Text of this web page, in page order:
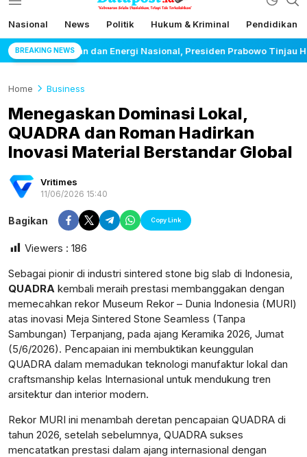
lensamata.id
postsumatera.id
Datapost.id
Kebenaran Selalu Disalahkan, Tetapi Tak
Terkalahkan
Nasional News Politik Hukum & Kriminal Pendidikan
BREAKING NEWSPresiden Prabowo Tinjau Hilirisasi Bioetanol PTPN I
Home Business
Menegaskan Dominasi Lokal,
QUADRA dan Roman Hadirkan
Inovasi Material Berstandar Global
Vritimes
11/06/2026 15:40
Bagikan Copy Link
Viewers : 186
Sebagai pionir di industri sintered stone big slab di Indonesia,
QUADRA kembali meraih prestasi membanggakan dengan
memecahkan rekor Museum Rekor – Dunia Indonesia (MURI)
atas inovasi Meja Sintered Stone Seamless (Tanpa
Sambungan) Terpanjang, pada ajang Keramika 2026, Jumat
(5/6/2026). Pencapaian ini membuktikan keunggulan
QUADRA dalam memadukan teknologi manufaktur lokal dan
craftsmanship kelas Internasional untuk mendukung tren
arsitektur dan interior modern.
Rekor MURI ini menambah deretan pencapaian QUADRA di
tahun 2026, setelah sebelumnya, QUADRA sukses
mencatatkan prestasi dalam ajang internasional dengan